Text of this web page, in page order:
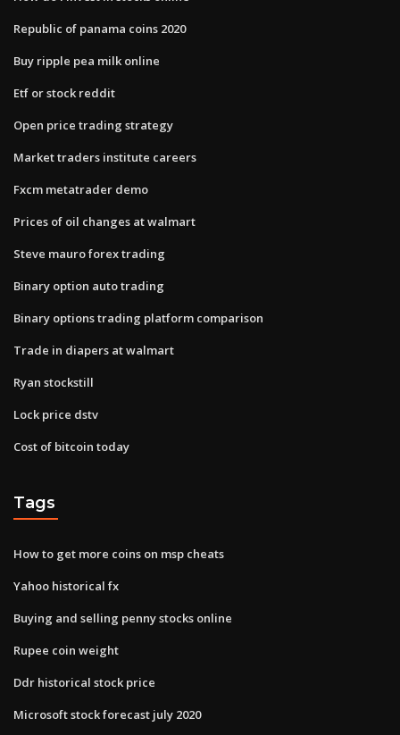
Republic of panama coins 2020
Buy ripple pea milk online
Etf or stock reddit
Open price trading strategy
Market traders institute careers
Fxcm metatrader demo
Prices of oil changes at walmart
Steve mauro forex trading
Binary option auto trading
Binary options trading platform comparison
Trade in diapers at walmart
Ryan stockstill
Lock price dstv
Cost of bitcoin today
Tags
How to get more coins on msp cheats
Yahoo historical fx
Buying and selling penny stocks online
Rupee coin weight
Ddr historical stock price
Microsoft stock forecast july 2020